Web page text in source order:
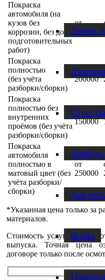
Замок
Стоп-
Лямбда
Фары
Покраска
автомобиля (на
кузов без
коррозии, без доп.
подготовительных
работ)
от
120000
Покраска
полностью
(без учёта
разборки/сборки)
от
200000
Покраска
полностью без
внутренних
проёмов (без учёта
разборки/сборки)
от
150000
Покраска
автомобиля
полностью в
матовый цвет (без
учёта разборки/
сборки)
от
250000
*Указанная цена только за
материалов.
Стоимость услуг зависит
выпуска. Точная цена
договоре только после